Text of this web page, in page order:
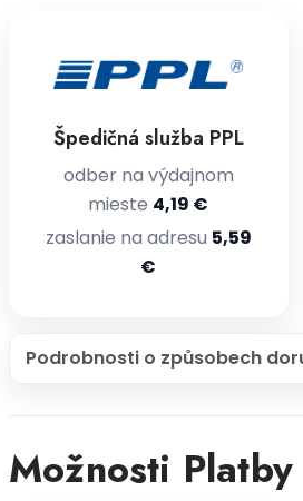
Špedičná služba PPL
odber na výdajnom
mieste 4,19 €
zaslanie na adresu 5,59
€
Podrobnosti o způsobech
Možnosti Platby